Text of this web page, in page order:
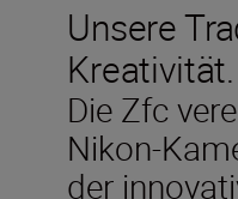
Unsere
Kreativität.
Die Zfc
Nikon-
der